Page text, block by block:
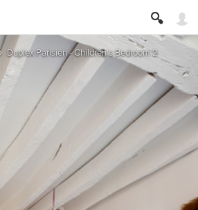
Duplex Parisien - Children's Bedroom 2